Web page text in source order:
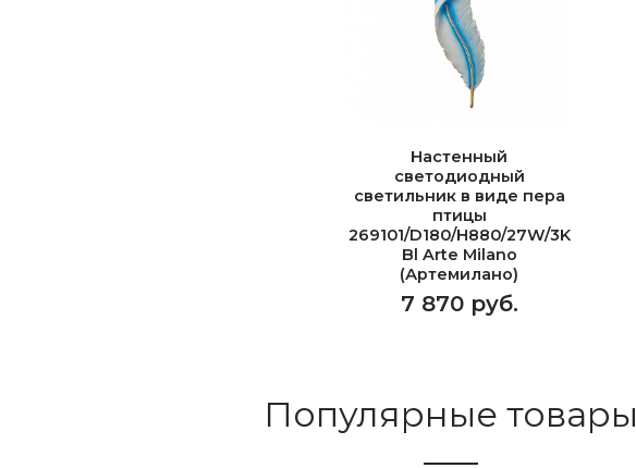
Настенный
светодиодный
светильник в виде пера
птицы
269101/D180/H880/27W/3K
Bl Arte Milano
(Артемилано)
7 870 руб.
Популярные товары